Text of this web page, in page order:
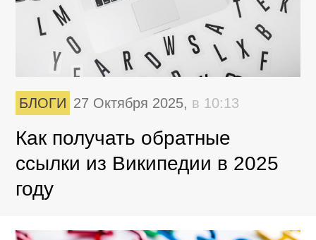
БЛОГИ 27 Октября 2025, в 10:13
Как получать обратные
ссылки из Википедии в 2025
году